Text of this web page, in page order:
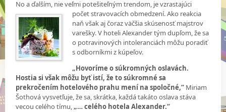
No a ďalším, nie veľmi potešiteľným trendom, je vzrastajúci
počet stravovacích obmedzení.Ako reakcia
naň však aj čoraz väčšia skúsenosť majstrov
varešky. V hoteli Alexander tým dupľom, že sa
o potravinových intoleranciách môžu poradiť
s odborníkmi z kúpeľov.
„Hovoríme o súkromných oslavách.
Hostia si však môžu byť istí, že to súkromné sa
prekročením hotelového prahu mení na spoločné,“ Miriam
Šothová vysvetľuje, že sa, skrátka, každá takáto oslava stáva
vecou celého tímu,„… celého hotela Alexander.“